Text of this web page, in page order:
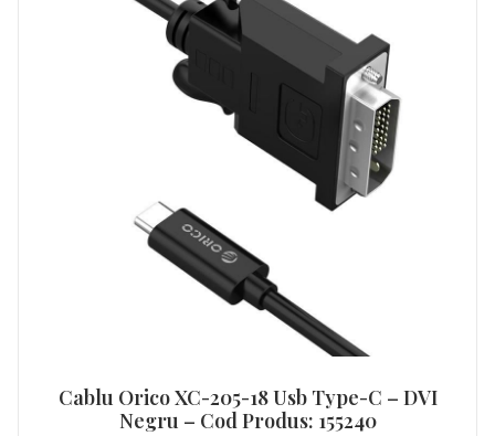
Cablu Orico XC-205-18 Usb Type-C – DVI
Negru – Cod Produs: 155240